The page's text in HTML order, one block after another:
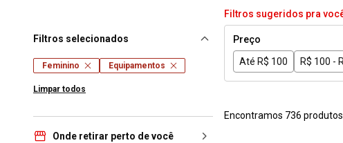
Filtros selecionados
Feminino Equipamentos
Limpar todos
Onde retirar perto de você
Filtros sugeridos pra
Preço
Até R$ 100
R$ 100 -
Encontramos 736 produtos